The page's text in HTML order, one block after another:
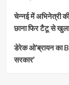
खरीदा
जाएगा
महिलाएं
चेन्नई में अभिनेत्री
छाना फिर टैटू से
डेरेक ओ’ब्रायन का
सरकार’